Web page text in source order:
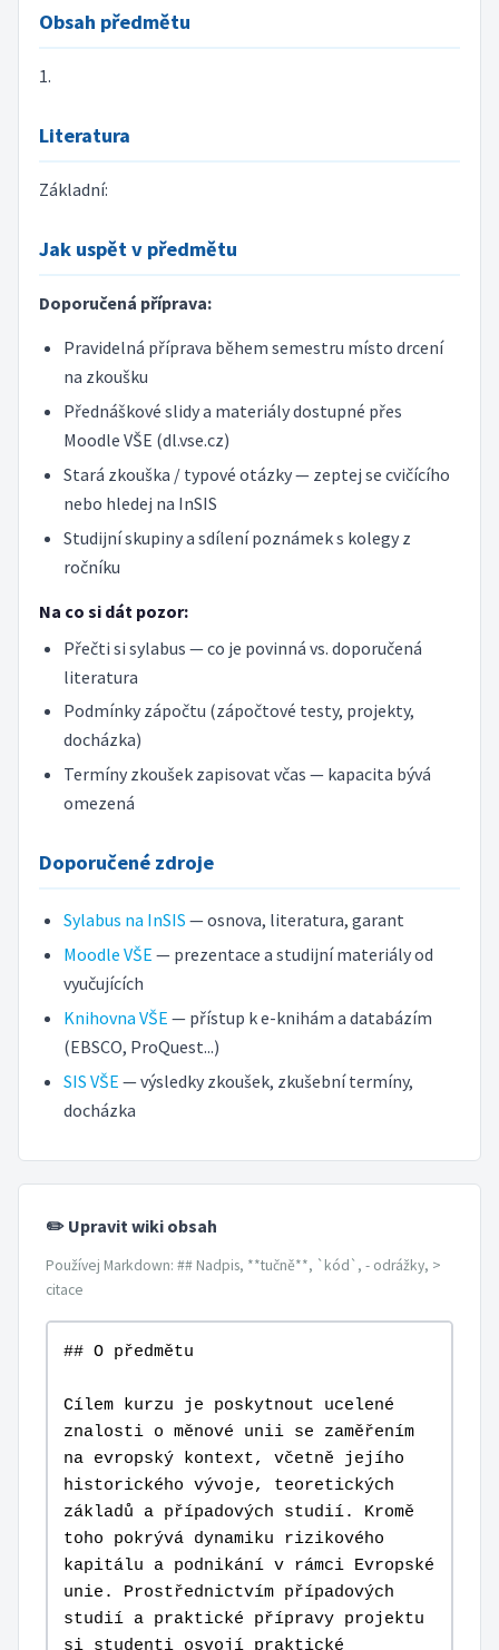
Obsah předmětu
1.
Literatura
Základní:
Jak uspět v předmětu
Doporučená příprava:
Pravidelná příprava během semestru místo drcení
na zkoušku
Přednáškové slidy a materiály dostupné přes
Moodle VŠE (dl.vse.cz)
Stará zkouška / typové otázky — zeptej se cvičícího
nebo hledej na InSIS
Studijní skupiny a sdílení poznámek s kolegy z
ročníku
Na co si dát pozor:
Přečti si sylabus — co je povinná vs. doporučená
literatura
Podmínky zápočtu (zápočtové testy, projekty,
docházka)
Termíny zkoušek zapisovat včas — kapacita bývá
omezená
Doporučené zdroje
Sylabus na InSIS — osnova, literatura, garant
Moodle VŠE — prezentace a studijní materiály od
vyučujících
Knihovna VŠE — přístup k e-knihám a databázím
(EBSCO, ProQuest...)
SIS VŠE — výsledky zkoušek, zkušební termíny,
docházka
✏️ Upravit wiki obsah
Používej Markdown: ## Nadpis, **tučně**, `kód`, - odrážky, >
citace